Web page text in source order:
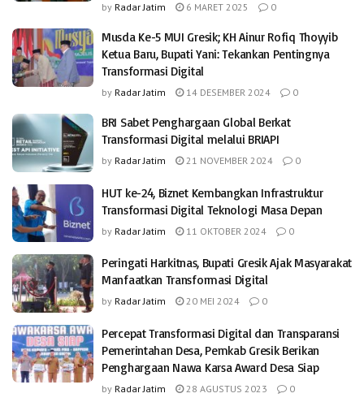
by Radar Jatim 6 MARET 2025 0
Musda Ke-5 MUI Gresik; KH Ainur Rofiq Thoyyib
Ketua Baru, Bupati Yani: Tekankan Pentingnya
Transformasi Digital
by Radar Jatim 14 DESEMBER 2024 0
BRI Sabet Penghargaan Global Berkat
Transformasi Digital melalui BRIAPI
by Radar Jatim 21 NOVEMBER 2024 0
HUT ke-24, Biznet Kembangkan Infrastruktur
Transformasi Digital Teknologi Masa Depan
by Radar Jatim 11 OKTOBER 2024 0
Peringati Harkitnas, Bupati Gresik Ajak Masyarakat
Manfaatkan Transformasi Digital
by Radar Jatim 20 MEI 2024 0
Percepat Transformasi Digital dan Transparansi
Pemerintahan Desa, Pemkab Gresik Berikan
Penghargaan Nawa Karsa Award Desa Siap
by Radar Jatim 28 AGUSTUS 2023 0